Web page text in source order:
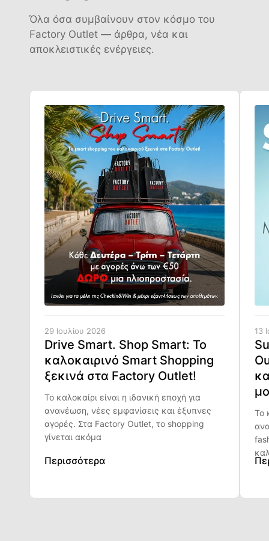
Όλα όσα συμβαίνουν στον κόσμο του
Factory Outlet — άρθρα, νέα και
αποκλειστικές ενέργειες.
29 Ιουλίου 2026
Drive Smart. Shop Smart: Το
καλοκαιρινό Smart Shopping
ξεκινά στα Factory Outlet!
Το καλοκαίρι είναι η ιδανική εποχή για
ανανέωση, νέες εμφανίσεις και έξυπνες
αγορές. Στα Factory Outlet, το shopping
γίνεται ακόμα
Περισσότερα
13
Το